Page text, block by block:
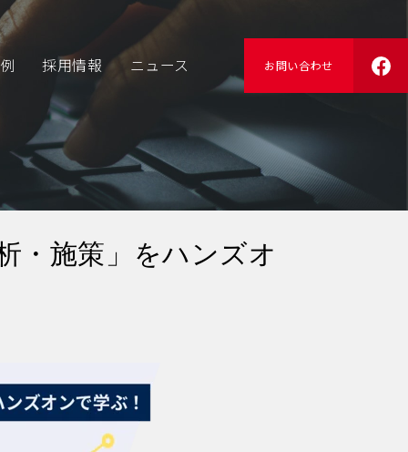
採用情報 ニュース お問い合わせ
・施策」をハンズオ